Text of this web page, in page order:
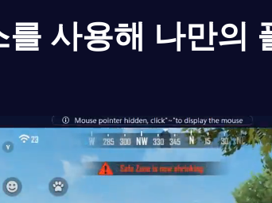
를 사용해 나만의